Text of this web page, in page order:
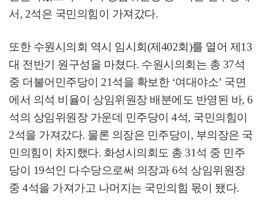
서, 2석은 국민의힘이 가져갔다.
또한 수원시의회 역시 임시회(제402회)를 열어 제13
대 전반기 원구성을 마쳤다. 수원시의회는 총 37석
중 더불어민주당이 21석을 확보한 ‘여대야소’ 국면
에서 의석 비율이 상임위원장 배분에도 반영된 바, 6
석의 상임위원장 가운데 민주당이 4석, 국민의힘이
2석을 가져갔다. 물론 의장은 민주당이, 부의장은 국
민의힘이 차지했다. 화성시의회도 총 31석 중 민주
당이 19석인 다수당으로써 의장과6석 상임위원장
중 4석을 가져가고 나머지는 국민의힘 몫이 됐다.